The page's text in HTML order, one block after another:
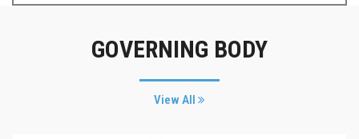
GOVERNING BODY
View All